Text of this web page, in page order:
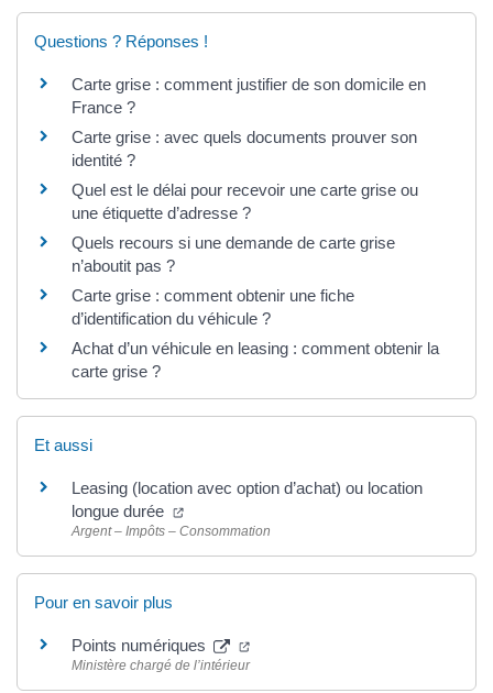
Questions ? Réponses !
Carte grise : comment justifier de son domicile en
France ?
Carte grise : avec quels documents prouver son
identité ?
Quel est le délai pour recevoir une carte grise ou
une étiquette d’adresse ?
Quels recours si une demande de carte grise
n’aboutit pas ?
Carte grise : comment obtenir une fiche
d’identification du véhicule ?
Achat d’un véhicule en leasing : comment obtenir la
carte grise ?
Et aussi
Leasing (location avec option d’achat) ou location
longue durée
Argent – Impôts – Consommation
Pour en savoir plus
Points numériques
Ministère chargé de l’intérieur